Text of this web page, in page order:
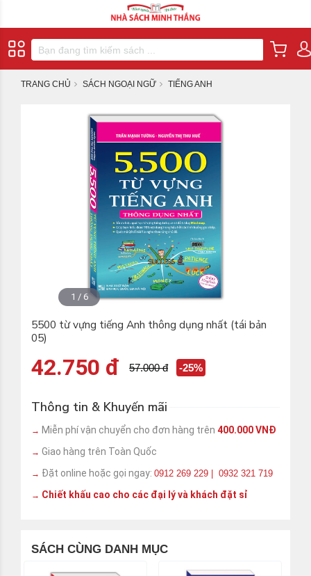
TRANG CHỦ SÁCH NGOẠI NGỮ TIẾNG ANH
1 / 6
5500 từ vựng tiếng Anh thông dụng nhất (tái bản
05)
42.750 đ 57.000 đ -25%
Thông tin & Khuyến mãi
→ Miễn phí vận chuyển cho đơn hàng trên 400.000 VNĐ
→ Giao hàng trên Toàn Quốc
→ Đặt online hoặc gọi ngay: 0912 269 229 | 0932 321 719
→ Chiết khấu cao cho các đại lý và khách đặt sỉ
SÁCH CÙNG DANH MỤC